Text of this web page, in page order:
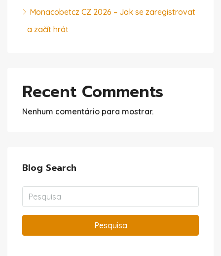
Monacobetcz CZ 2026 – Jak se zaregistrovat
a začít hrát
Recent Comments
Nenhum comentário para mostrar.
Blog Search
Pesquisa